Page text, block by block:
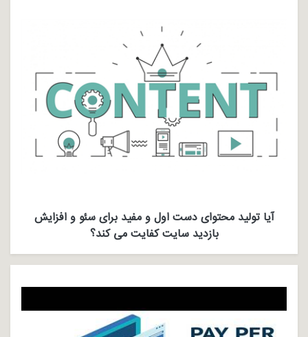
آیا تولید محتوای دست اول و مفید برای سئو و افزایش
بازدید سایت کفایت می کند؟